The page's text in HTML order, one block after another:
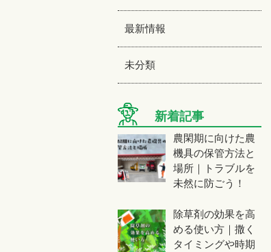
最新情報
未分類
新着記事
農閑期に向けた農
機具の保管方法と
場所｜トラブルを
未然に防ごう！
除草剤の効果を高
める使い方｜撒く
タイミングや時期